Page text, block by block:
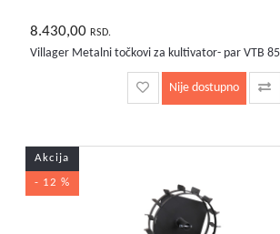
8.430,00 RSD.
Villager Metalni točkovi za kultivator- par VTB
Nije dostupno
Akcija
- 12 %